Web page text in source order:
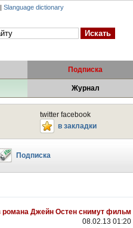
| Slanguage dictionary
Подписка
Журнал
twitter facebook
в закладки
Подписка
романа Джейн Остен снимут фильм
08.02.13 01:20